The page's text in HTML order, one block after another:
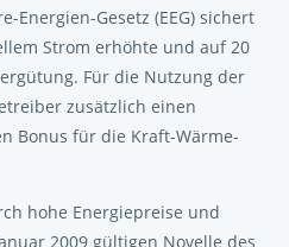
Energien-Gesetz (EEG) sichert
Strom erhöhte und auf 20
Für die Nutzung der
zusätzlich einen
Bonus für die Kraft-Wärme-
hohe Energiepreise und
2009 gültigen Novelle des